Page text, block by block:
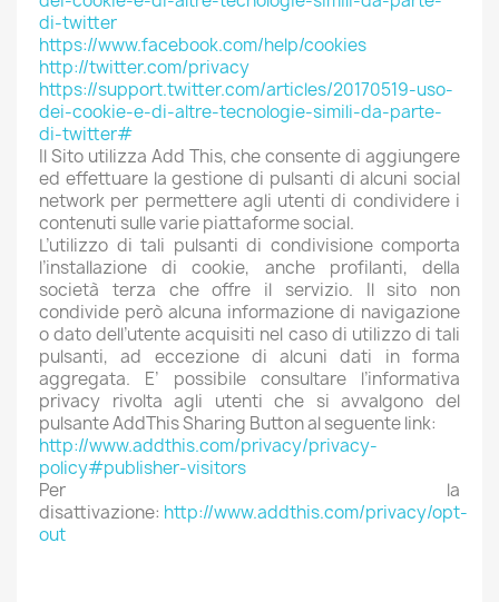
di-twitter
https://www.facebook.com/help/cookies
http://twitter.com/privacy
https://support.twitter.com/articles/20170519-uso-
dei-cookie-e-di-altre-tecnologie-simili-da-parte-
di-twitter#
Il Sito utilizza Add This, che consente di aggiungere
ed effettuare la gestione di pulsanti di alcuni social
network per permettere agli utenti di condividere i
contenuti sulle varie piattaforme social.
L’utilizzo di tali pulsanti di condivisione comporta
l’installazione di cookie, anche profilanti, della
società terza che offre il servizio. Il sito non
condivide però alcuna informazione di navigazione
o dato dell’utente acquisiti nel caso di utilizzo di tali
pulsanti, ad eccezione di alcuni dati in forma
aggregata. E’ possibile consultare l’informativa
privacy rivolta agli utenti che si avvalgono del
pulsante AddThis Sharing Button al seguente link:
http://www.addthis.com/privacy/privacy-
policy#publisher-visitors
Per la
disattivazione: http://www.addthis.com/privacy/opt-
out